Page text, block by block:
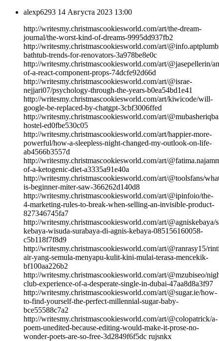
alexp6293 14 Августа 2023 13:00
http://writesmy.christmascookiesworld.com/art/the-dream-
journal/the-worst-kind-of-dreams-9995dd937fb2
http://writesmy.christmascookiesworld.com/art/
bathtub-trends-for-renovators-3a978be8e0c
http://writesmy.christmascookiesworld.com/art/@jasepellerin/
of-a-react-component-props-74dcfe92d66d
http://writesmy.christmascookiesworld.com/art/@israe-
nejjari07/psychology-through-the-years-b0ea54bd1e41
http://writesmy.christmascookiesworld.com/art/kiwicode/will-
google-be-replaced-by-chatgpt-3cbf3006ffed
http://writesmy.christmascookiesworld.com/art/
hostel-ed0fbe530c05
http://writesmy.christmascookiesworld.com/art/happier-more-
powerful/how-a-sleepless-night-changed-my-outlook-on-life-
ab4566b3557d
http://writesmy.christmascookiesworld.com/art/
of-a-ketogenic-diet-a3335a91e40a
http://writesmy.christmascookiesworld.com/art/@toolsfans/
is-beginner-miter-saw-366262d140d8
http://writesmy.christmascookiesworld.com/art/@ipinfoio/the-
4-marketing-rules-to-break-when-selling-an-invisible-product-
827346745fa7
http://writesmy.christmascookiesworld.com/art/@agniskebaya/
kebaya-wisuda-surabaya-di-agnis-kebaya-085156160058-
c5b118f7f8d9
http://writesmy.christmascookiesworld.com/art/@ranrasy15/
air-yang-semula-menyapu-kulit-kini-mulai-terasa-mencekik-
bf100aa226b2
http://writesmy.christmascookiesworld.com/art/@mzubiseo/
club-experience-of-a-desperate-single-in-dubai-47aa8d8a3f97
http://writesmy.christmascookiesworld.com/art/@sugar.ie/how-
to-find-yourself-the-perfect-millennial-sugar-baby-
bce55588c7a2
http://writesmy.christmascookiesworld.com/art/@colopatrick/a-
poem-unedited-because-editing-would-make-it-prose-no-
wonder-poets-are-so-free-3d2849f6f5dc rujsnkx